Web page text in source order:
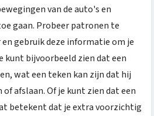
van de auto's en
gaan. Probeer patronen te
gebruik deze informatie om je
kunt bijvoorbeeld zien dat een
wat een teken kan zijn dat hij
afslaan. Of je kunt zien dat een
betekent dat je extra voorzichtig